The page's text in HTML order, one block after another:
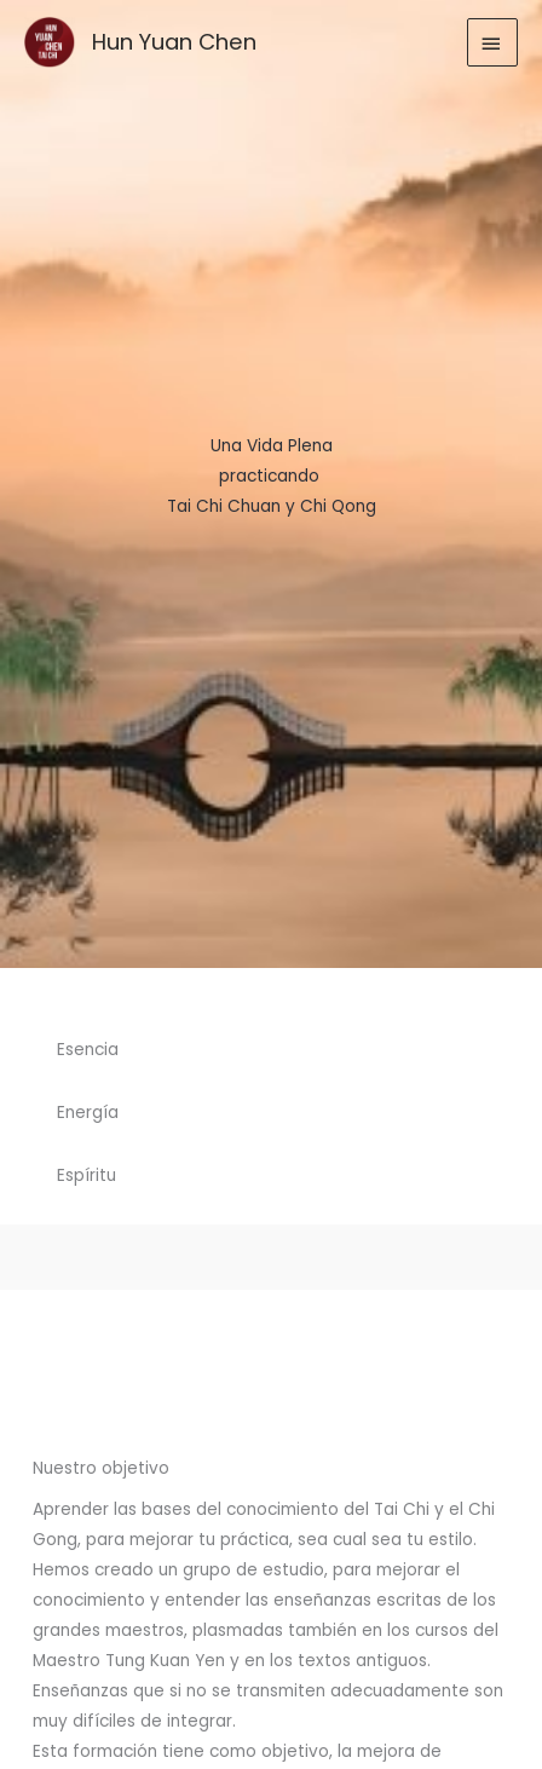
contenido
Hun Yuan Chen
Una Vida Plena
practicando
Tai Chi Chuan y Chi Qong
Esencia
Energía
Espíritu
Nuestro objetivo
Aprender las bases del conocimiento del Tai Chi y el Chi
Gong, para mejorar tu práctica, sea cual sea tu estilo.
Hemos creado un grupo de estudio, para mejorar el
conocimiento y entender las enseñanzas escritas de los
grandes maestros, plasmadas también en los cursos del
Maestro Tung Kuan Yen y en los textos antiguos.
Enseñanzas que si no se transmiten adecuadamente son
muy difíciles de integrar.
Esta formación tiene como objetivo, la mejora de